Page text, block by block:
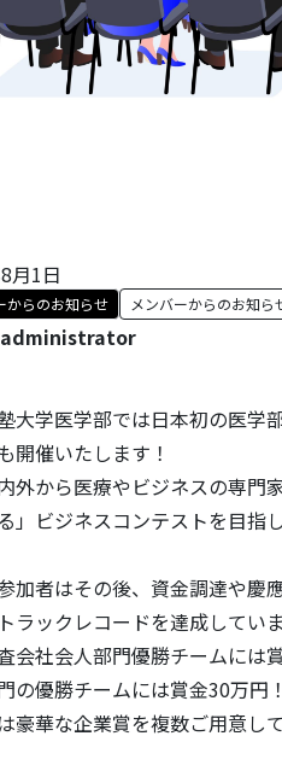
月1日
からのお知らせ メンバーからのお知ら
大学医学部では日本初の医学
開催いたします！
外から医療やビジネスの専門
」ビジネスコンテストを目指
加者はその後、資金調達や慶
ラックレコードを達成していま
会社会人部門優勝チームには
の優勝チームには賞金30万円！
豪華な企業賞を複数ご用意して